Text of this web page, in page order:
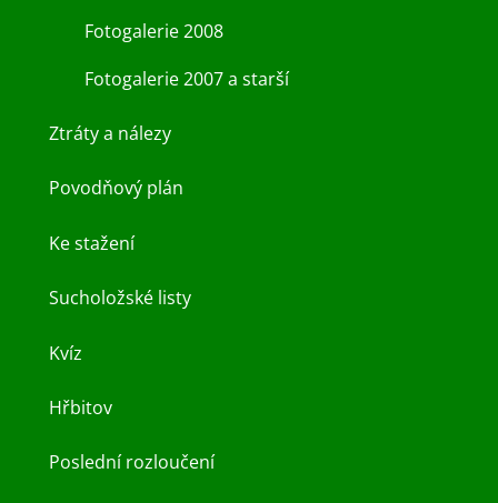
Fotogalerie 2008
Fotogalerie 2007 a starší
Ztráty a nálezy
Povodňový plán
Ke stažení
Sucholožské listy
Kvíz
Hřbitov
Poslední rozloučení